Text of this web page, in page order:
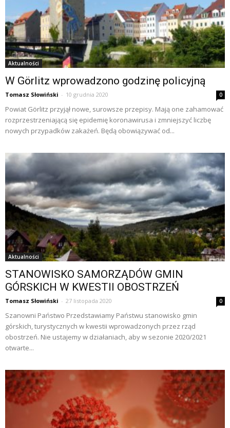
Aktualności
W Görlitz wprowadzono godzinę policyjną
Tomasz Słowiński - 10 grudnia 2020 0
Powiat Görlitz przyjął nowe, surowsze przepisy. Mają one zahamować
rozprzestrzeniającą się epidemię koronawirusa i zmniejszyć liczbę
nowych przypadków zakażeń. Będą obowiązywać od...
Aktualności
STANOWISKO SAMORZĄDÓW GMIN
GÓRSKICH W KWESTII OBOSTRZEŃ
Tomasz Słowiński - 27 listopada 2020 0
Szanowni Państwo Przedstawiamy Państwu stanowisko gmin
górskich, turystycznych w kwestii wprowadzonych przez rząd
obostrzeń. Nie ustajemy w działaniach, aby w sezonie 2020/2021
otwarte...